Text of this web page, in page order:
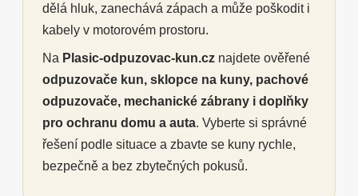
dělá hluk, zanechává zápach a může poškodit i
kabely v motorovém prostoru.
Na Plasic-odpuzovac-kun.cz najdete ověřené
odpuzovače kun, sklopce na kuny, pachové
odpuzovače, mechanické zábrany i doplňky
pro ochranu domu a auta. Vyberte si správné
řešení podle situace a zbavte se kuny rychle,
bezpečně a bez zbytečných pokusů.